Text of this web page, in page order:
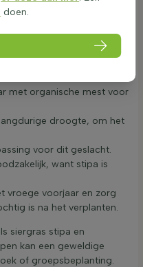
goed doorlatende
5-10 cm om een
met organische mest voor
droogte, om het
voor dit geslacht.
want stipa is
vroege voorjaar en zorg
is na het verplanten.
siergras stipa en
kan een geweldige
of groepsbeplanting.
doen.